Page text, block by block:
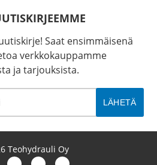
Saat ensimmäisenä
verkkokauppamme
ja tarjouksista.
Teohydrauli Oy